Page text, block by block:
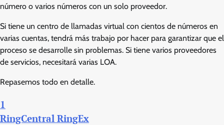
número o varios números con un solo proveedor.
Si tiene un centro de llamadas virtual con cientos de números en
varias cuentas, tendrá más trabajo por hacer para garantizar que el
proceso se desarrolle sin problemas. Si tiene varios proveedores
de servicios, necesitará varias LOA.
Repasemos todo en detalle.
1
RingCentral RingEx